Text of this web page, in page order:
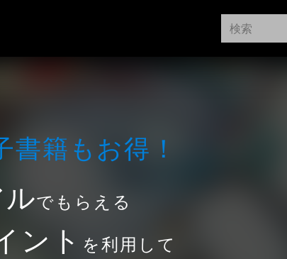
書籍もお得！
でもらえる
ント を利用して